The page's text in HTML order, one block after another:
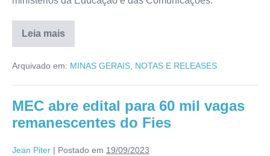
Leia mais
Arquivado em: MINAS GERAIS NOTAS E RELEASES
MEC abre edital para 60 mil vagas
remanescentes do Fies
Jean Piter | Postado em 19/09/2023